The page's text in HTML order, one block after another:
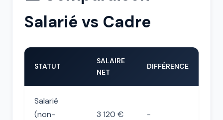
Salarié vs Cadre
STATUT
SALAIRE
NET
DIFFÉRENCE
Salarié
(non-
3 120 € -